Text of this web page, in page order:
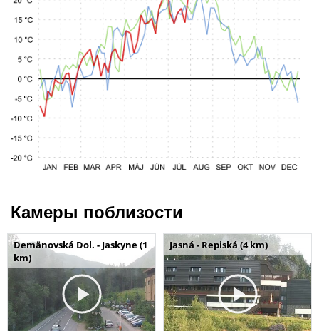
Камеры поблизости
Demänovská Dol. - Jaskyne (1
km)
Jasná - Repiská (4 km)